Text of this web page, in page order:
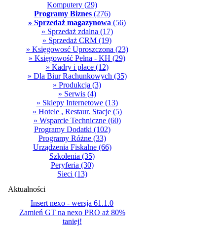
Komputery (29)
Programy Biznes(276)
» Sprzedaż magazynowa (56)
» Sprzedaż zdalna (17)
» Sprzedaż CRM (19)
» Księgowosć Uproszczona (23)
» Księgowość Pełna - KH (29)
» Kadry i płace(12)
» Dla Biur Rachunkowych (35)
» Produkcja (3)
» Serwis(4)
» Sklepy Internetowe(13)
» Hotele , Restaur. Stacje(5)
» Wsparcie Techniczne(60)
Programy Dodatki (102)
Programy Różne(33)
Urządzenia Fiskalne(66)
Szkolenia (35)
Peryferia (30)
Sieci (13)
Aktualności
Insert nexo - wersja 61.1.0
Zamień GT na nexo PRO aż 80%
taniej!